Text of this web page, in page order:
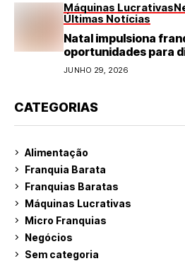
Máquinas Lucrativas
Últimas Notícias
Natal impulsiona
oportunidades para
do varejo
JUNHO 29, 2026
CATEGORIAS
Alimentação
Franquia Barata
Franquias Baratas
Máquinas Lucrativas
Micro Franquias
Negócios
Sem categoria